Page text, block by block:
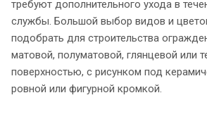
требуют дополнительного ухода в
службы. Большой выбор видов и
подобрать для строительства
матовой, полуматовой, глянцевой или
поверхностью, с рисунком под
ровной или фигурной кромкой.